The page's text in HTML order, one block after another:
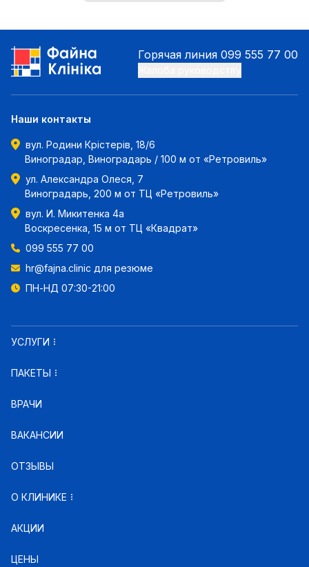
Горячая линия 099 555 77 00
Наши контакты
вул. Родини Крістерів, 18/6
Виноградар, Виноградарь / 100 м от «Ретровиль»
ул. Александра Олеся, 7
Виноградарь, 200 м от ТЦ «Ретровиль»
вул. И. Микитенка 4а
Воскресенка, 15 м от ТЦ «Квадрат»
099 555 77 00
hr@fajna.clinic для резюме
ПН-НД 07:30-21:00
УСЛУГИ
ПАКЕТЫ
ВРАЧИ
ВАКАНСИИ
ОТЗЫВЫ
О КЛИНИКЕ
АКЦИИ
ЦЕНЫ